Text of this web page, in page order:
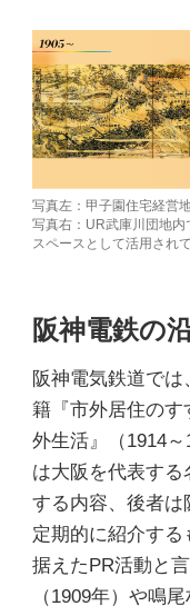
写真左：甲子園住宅経営
写真右：UR武庫川団地
スペースとして活用され
阪神電鉄の
阪神電気鉄道で
籍『市外居住のす
外生活』（1914
は大阪を代表す
する内容、後者は
定期的に紹介す
据えたPR活動と
（1909年）や鳴